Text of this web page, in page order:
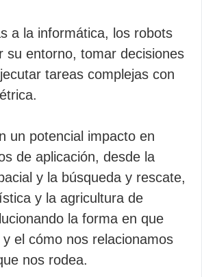
a la informática, los robots
su entorno, tomar decisiones
tareas complejas con
un potencial impacto en
de aplicación, desde la
y la búsqueda y rescate,
y la agricultura de
la forma en que
el cómo nos relacionamos
nos rodea.